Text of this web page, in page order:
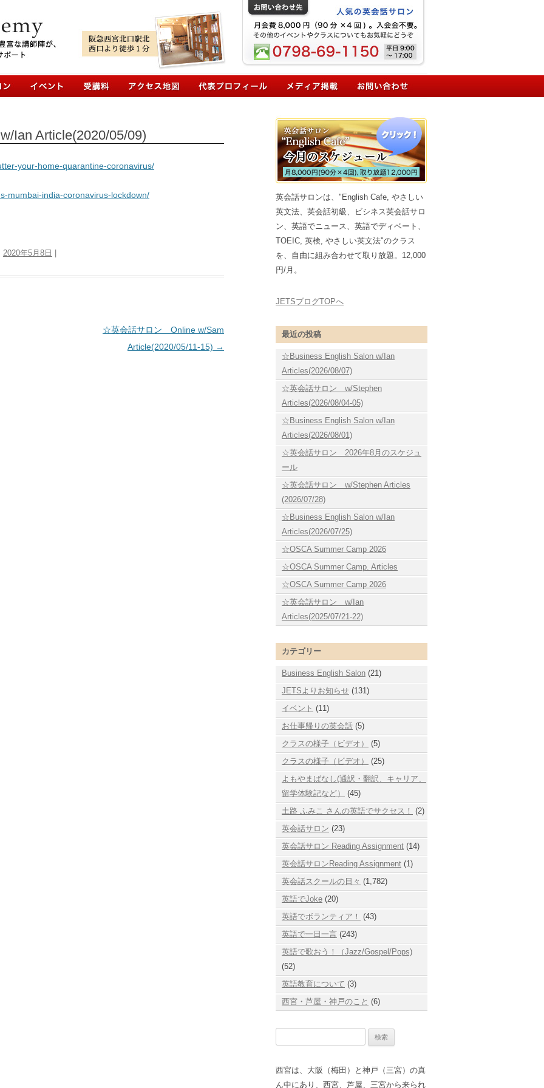
コンテンツへ移動
Ian Article(2020/05/09)
your-home-quarantine-coronavirus/
mumbai-india-coronavirus-lockdown/
2020年5月8日
☆英会話サロン Online w/Sam
Article(2020/05/11-15) →
英会話サロンは、"English Cafe, やさしい
英文法、英会話初級、ビシネス英会話サロ
ン、英語でニュース、英語でディベート、
TOEIC, 英検, やさしい英文法"のクラス
を、自由に組み合わせて取り放題。12,000
円/月。
JETSブログTOPへ
最近の投稿
☆Business English Salon w/Ian
Articles(2026/08/07)
☆英会話サロン w/Stephen
Articles(2026/08/04-05)
☆Business English Salon w/Ian
Articles(2026/08/01)
☆英会話サロン 2026年8月のスケジュ
ール
☆英会話サロン w/Stephen Articles
(2026/07/28)
☆Business English Salon w/Ian
Articles(2026/07/25)
☆OSCA Summer Camp 2026
☆OSCA Summer Camp. Articles
☆OSCA Summer Camp 2026
☆英会話サロン w/Ian
Articles(2025/07/21-22)
カテゴリー
Business English Salon (21)
JETSよりお知らせ (131)
イベント (11)
お仕事帰りの英会話 (5)
クラスの様子（ビデオ）
(5)
クラスの様子（ビデオ）
(25)
よもやまばなし(通訳・翻訳、キャリア、
留学体験記など）
(45)
土路 ふみこ さんの英語でサクセス！
(2)
英会話サロン (23)
英会話サロン Reading Assignment (14)
英会話サロンReading Assignment (1)
英会話スクールの日々 (1,782)
英語でJoke (20)
英語でボランティア！
(43)
英語で一日一言 (243)
英語で歌おう！（Jazz/Gospel/Pops)
(52)
英語教育について (3)
西宮・芦屋・神戸のこと (6)
西宮は、大阪（梅田）と神戸（三宮）の真
ん中にあり、西宮、芦屋、三宮から来られ